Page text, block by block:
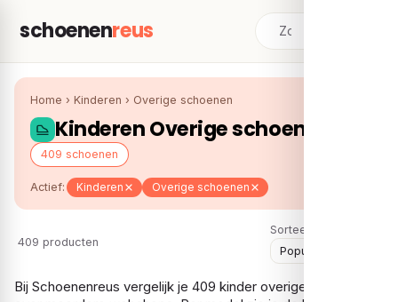
schoenenreus
Home › Kinderen › Overige schoenen
Kinderen Overige schoenen
409 schoenen
Actief: Kinderen Overige schoenen
409 producten
Sorteer:
Bij Schoenenreus vergelijk je 409 kinder overige schoenen